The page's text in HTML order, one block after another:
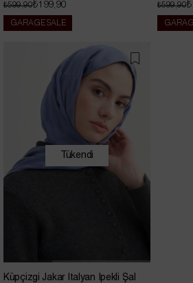
₺199,90
₺599,90
GARAGE SALE
₺599,90
Tükendi
Küpçizgi Jakar İtalyan İpekli Şal